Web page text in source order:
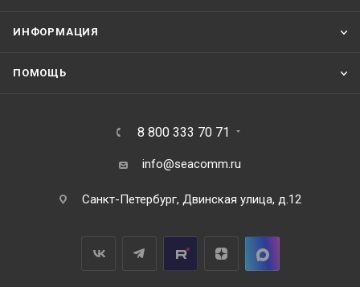
ИНФОРМАЦИЯ
ПОМОЩЬ
8 800 333 70 71
info@seacomm.ru
Санкт-Петербург, Двинская улица, д.12